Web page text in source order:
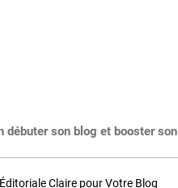
débuter son blog et booster son
Claire pour Votre Blog